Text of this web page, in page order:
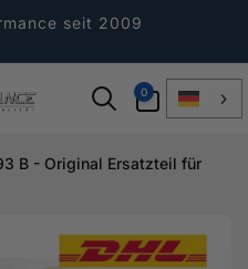
seit 2009
0
Artikel
B - Original Ersatzteil für